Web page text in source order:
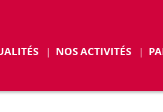
NOS ACTIVITÉS